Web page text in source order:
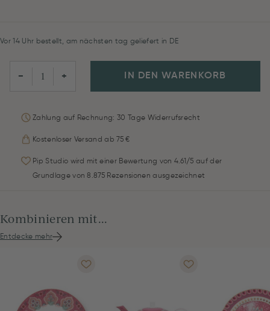
Vor 14 Uhr bestellt, am nächsten tag geliefert in DE
− + IN DEN WARENKORB
Zahlung auf Rechnung: 30 Tage Widerrufsrecht
Kostenloser Versand ab 75 €
Pip Studio wird mit einer Bewertung von 4.61/5 auf der
Grundlage von 8.875 Rezensionen ausgezeichnet
Kombinieren mit...
Entdecke mehr